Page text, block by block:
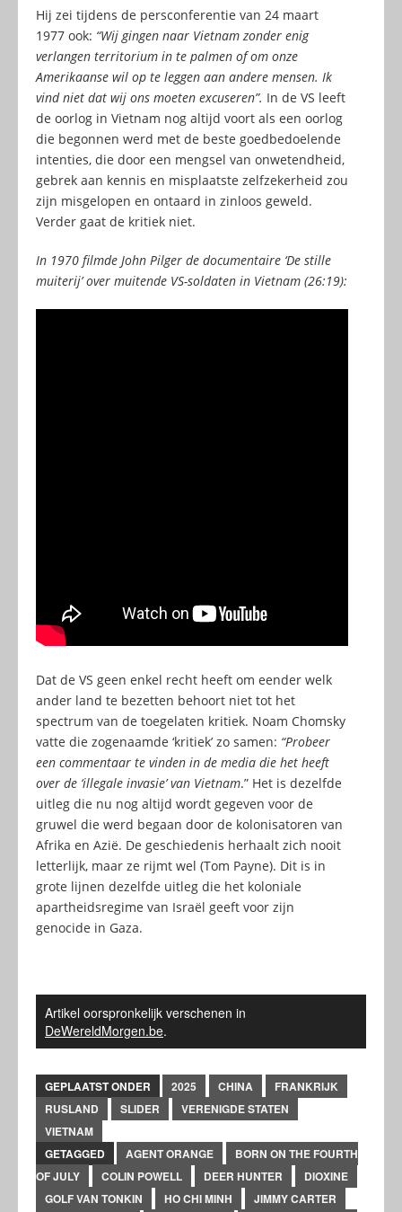
Hij zei tijdens de persconferentie van 24 maart
1977 ook: “Wij gingen naar Vietnam zonder enig
verlangen territorium in te palmen of om onze
Amerikaanse wil op te leggen aan andere mensen. Ik
vind niet dat wij ons moeten excuseren”. In de VS leeft
de oorlog in Vietnam nog altijd voort als een oorlog
die begonnen werd met de beste goedbedoelende
intenties, die door een mengsel van onwetendheid,
gebrek aan kennis en misplaatste zelfzekerheid zou
zijn misgelopen en ontaard in zinloos geweld.
Verder gaat de kritiek niet.
In 1970 filmde John Pilger de documentaire ‘De stille
muiterij’ over muitende VS-soldaten in Vietnam (26:19):
Dat de VS geen enkel recht heeft om eender welk
ander land te bezetten behoort niet tot het
spectrum van de toegelaten kritiek. Noam Chomsky
vatte die zogenaamde ‘kritiek’ zo samen: “Probeer
een commentaar te vinden in de media die het heeft
over de ‘illegale invasie’ van Vietnam.” Het is dezelfde
uitleg die nu nog altijd wordt gegeven voor de
gruwel die werd begaan door de kolonisatoren van
Afrika en Azië. De geschiedenis herhaalt zich nooit
letterlijk, maar ze rijmt wel (Tom Payne). Dit is in
grote lijnen dezelfde uitleg die het koloniale
apartheidsregime van Israël geeft voor zijn
genocide in Gaza.
Artikel oorspronkelijk verschenen in
DeWereldMorgen.be.
GEPLAATST ONDER 2025 CHINA
FRANKRIJK
RUSLAND
SLIDER
VERENIGDE STATEN
VIETNAM
GETAGGED
AGENT ORANGE
BORN ON THE FOURTH
OF JULY
COLIN POWELL DEER HUNTER
DIOXINE
GOLF VAN TONKIN
HO CHI MINH
JIMMY CARTER